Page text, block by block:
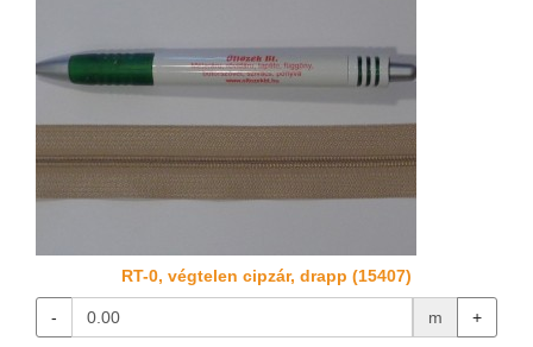
RT-0, végtelen cipzár, drapp (15407)
- m +